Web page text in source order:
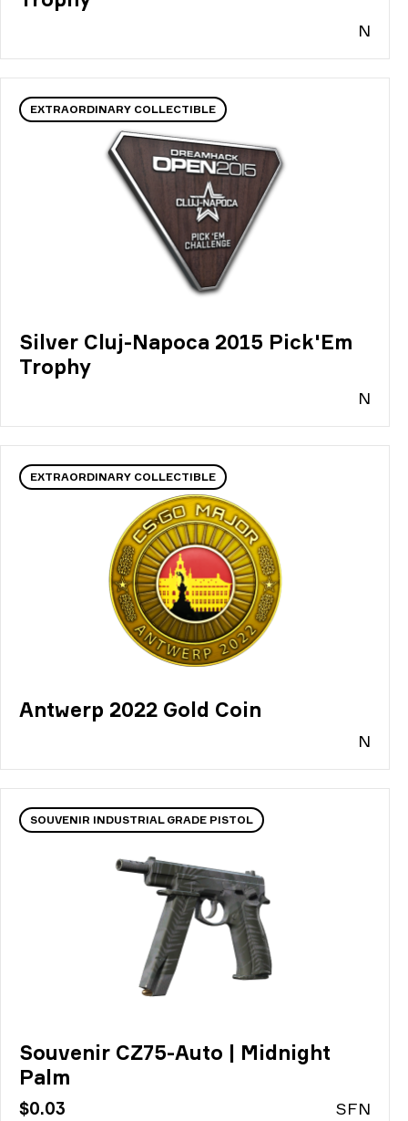
N
EXTRAORDINARY COLLECTIBLE
Silver Cluj-Napoca 2015 Pick'Em
Trophy
N
EXTRAORDINARY COLLECTIBLE
Antwerp 2022 Gold Coin
N
SOUVENIR INDUSTRIAL GRADE PISTOL
Souvenir CZ75-Auto | Midnight
Palm
$0.03 SFN